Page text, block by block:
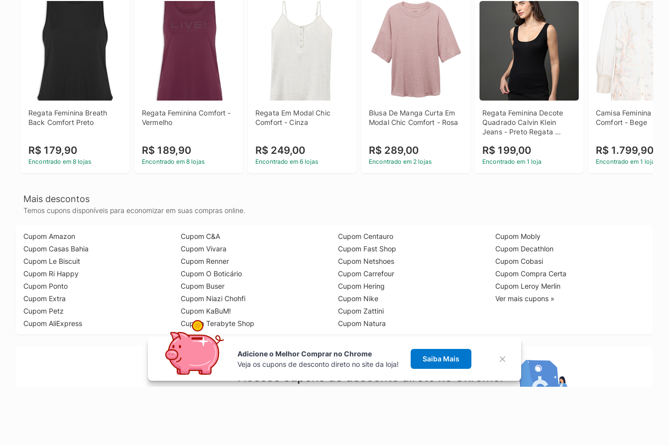
Regata Feminina Breath
Back Comfort Preto
R$ 179,90
Encontrado em 8 lojas
Regata Feminina Comfort -
Vermelho
R$ 189,90
Encontrado em 8 lojas
Regata Em Modal Chic
Comfort - Cinza
R$ 249,00
Encontrado em 6 lojas
Blusa De Manga Curta Em
Modal Chic Comfort - Rosa
R$ 289,00
Encontrado em 2 lojas
Regata Feminina Decote
Quadrado Calvin Klein
Jeans - Preto Regata
Calvin Klein Jeans Preto m
R$ 199,00
Encontrado em 1 loja
Camisa Feminina
Comfort - Bege
R$ 1.799,90
Encontrado em 1 loja
Mais descontos
Temos cupons disponíveis para economizar em suas compras online.
Cupom Amazon
Cupom Casas Bahia
Cupom Le Biscuit
Cupom Ri Happy
Cupom Ponto
Cupom Extra
Cupom Petz
Cupom AliExpress
Cupom C&A
Cupom Vivara
Cupom Renner
Cupom O Boticário
Cupom Buser
Cupom Niazi Chohfi
Cupom KaBuM!
Cupom Terabyte Shop
Cupom Centauro
Cupom Fast Shop
Cupom Netshoes
Cupom Carrefour
Cupom Hering
Cupom Nike
Cupom Zattini
Cupom Natura
Cupom Mobly
Cupom Decathlon
Cupom Cobasi
Cupom Compra Certa
Cupom Leroy Merlin
Ver mais cupons »
Acesse cupons de desconto direto no Chrome!
Adicione o Melhor Comprar no Chrome
Veja os cupons de desconto direto no site da loja!
Saiba Mais